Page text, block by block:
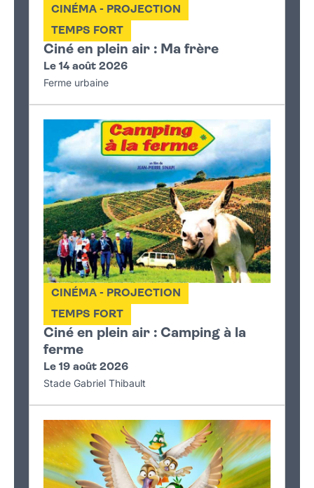
Ciné en plein air : Ma frère
CINÉMA - PROJECTION
TEMPS FORT
Le 14 août 2026
Ferme urbaine
Ciné en plein air : Camping à la
ferme
CINÉMA - PROJECTION
TEMPS FORT
Le 19 août 2026
Stade Gabriel Thibault